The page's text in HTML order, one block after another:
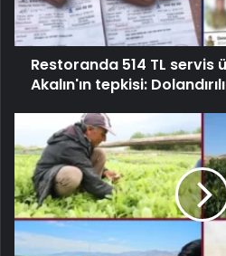
Restoranda 514 TL servis
Akalın'ın tepkisi: